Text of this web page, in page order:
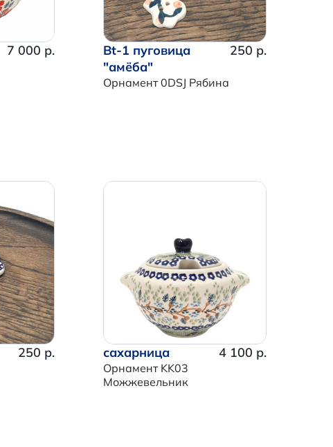
0 р.
7 000 р.
Bt-1 пуговица
"амёба"
Орнамент 0DSJ Рябина
250 р.
250 р. сахарница
Орнамент KK03
Можжевельник
4 100 р.